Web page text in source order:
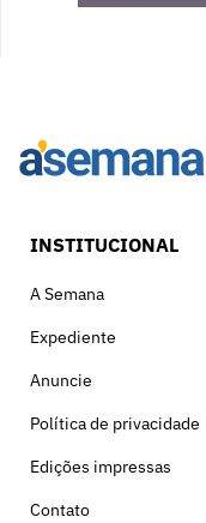
INSTITUCIONAL
A Semana
Expediente
Anuncie
Política de privacidade
Edições impressas
Contato